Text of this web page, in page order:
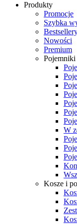
Produkty
Promocje
Szybka
Nowości
Premium
Pojemniki
W
Kosze i